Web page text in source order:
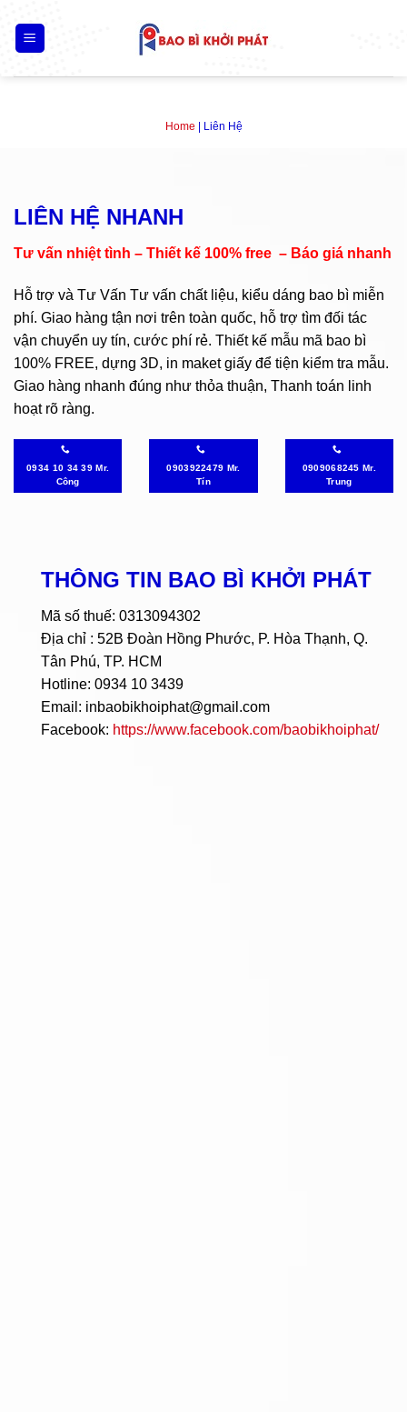
content
Home | Liên Hệ
LIÊN HỆ NHANH
Tư vấn nhiệt tình – Thiết kế 100% free – Báo giá nhanh
Hỗ trợ và Tư Vấn Tư vấn chất liệu, kiểu dáng bao bì miễn
phí. Giao hàng tận nơi trên toàn quốc, hỗ trợ tìm đối tác
vận chuyển uy tín, cước phí rẻ. Thiết kế mẫu mã bao bì
100% FREE, dựng 3D, in maket giấy để tiện kiểm tra mẫu.
Giao hàng nhanh đúng như thỏa thuận, Thanh toán linh
hoạt rõ ràng.
0934 10 34 39 Mr.
Công
0903922479 Mr.
Tín
0909068245 Mr.
Trung
THÔNG TIN BAO BÌ KHỞI PHÁT
Mã số thuế: 0313094302
Địa chỉ : 52B Đoàn Hồng Phước, P. Hòa Thạnh, Q.
Tân Phú, TP. HCM
Hotline: 0934 10 3439
Email: inbaobikhoiphat@gmail.com
Facebook: https://www.facebook.com/baobikhoiphat/